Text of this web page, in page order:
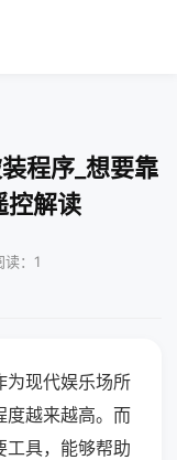
程序_想要靠
控解读
：1
为现代娱乐场所
度越来越高。而
工具，能够帮助